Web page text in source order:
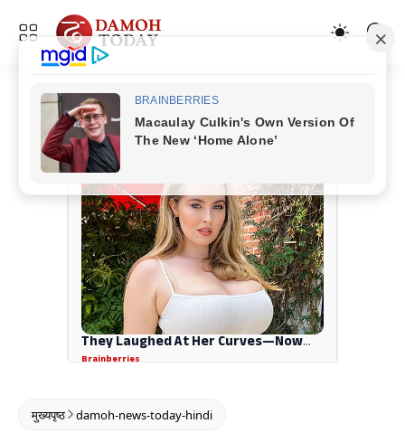
ADVERTISEMENT
मुख्यपृष्ठ damoh-news-today-hindi